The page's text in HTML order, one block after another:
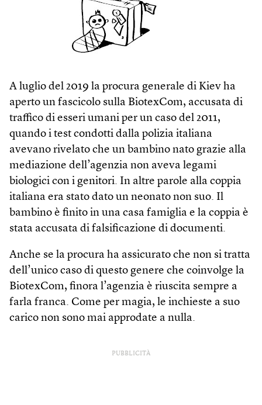
A luglio del 2019 la procura generale di Kiev ha
aperto un fascicolo sulla BiotexCom, accusata di
traffico di esseri umani per un caso del 2011,
quando i test condotti dalla polizia italiana
avevano rivelato che un bambino nato grazie alla
mediazione dell’agenzia non aveva legami
biologici con i genitori. In altre parole alla coppia
italiana era stato dato un neonato non suo. Il
bambino è finito in una casa famiglia e la coppia è
stata accusata di falsificazione di documenti.
Anche se la procura ha assicurato che non si tratta
dell’unico caso di questo genere che coinvolge la
BiotexCom, finora l’agenzia è riuscita sempre a
farla franca. Come per magia, le inchieste a suo
carico non sono mai approdate a nulla.
PUBBLICITÀ